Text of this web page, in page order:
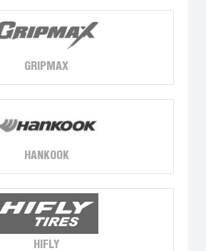
GRIPMAX
HANKOOK
HIFLY